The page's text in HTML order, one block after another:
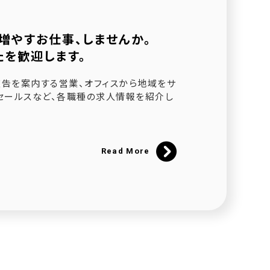
した
た
すお仕事、しませんか。
歓迎します。
を案内する営業、オフィスから地域をサ
ールスなど、各職種の求人情報を紹介し
Read More